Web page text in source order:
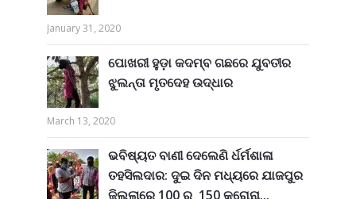
January 31, 2020
ପୋଖରୀ ହୁଡ଼ା କଦମ୍ବ ଗଛରେ ଯୁବତୀର
ଝୁଲନ୍ତା ମୃତଦେହ ଉଦ୍ଧାର
March 13, 2020
ଭବିଷ୍ୟତ ବାଣୀ ଦେଲେଣି ର୍ଧର୍ମଶାଳା
ତହସିଲଦାର: ଦୁଇ ଦିନ ମଧ୍ୟରେ ଯାଜପୁର
ଜିଲ୍ଲାରେ 100 ରୁ 150 କରୋନା...